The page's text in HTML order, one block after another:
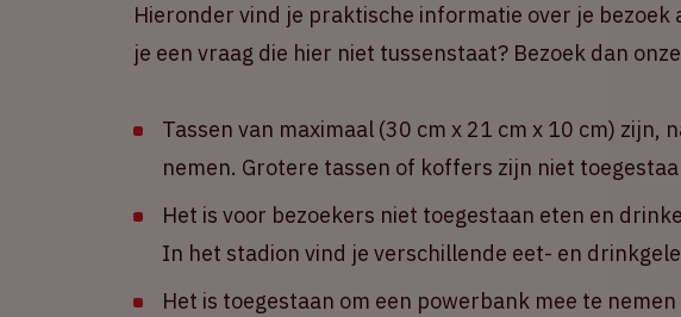
Hieronder vind je praktische informatie over je bezoek
je een vraag die hier niet tussenstaat? Bezoek dan onze
Tassen van maximaal (30 cm x 21 cm x 10 cm) zijn,
nemen. Grotere tassen of koffers zijn niet
Het is voor bezoekers niet toegestaan eten en
In het stadion vind je verschillende eet- en
Het is toegestaan om een powerbank mee te